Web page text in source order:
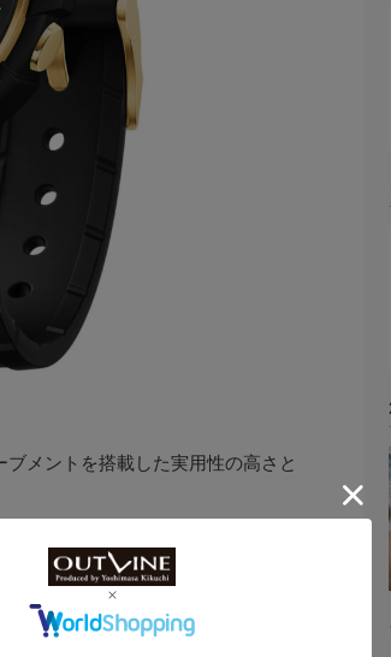
メントを搭載した実用性の高さと
トブルー、ホワイトライムの4色の
バックはステンレススチールを採